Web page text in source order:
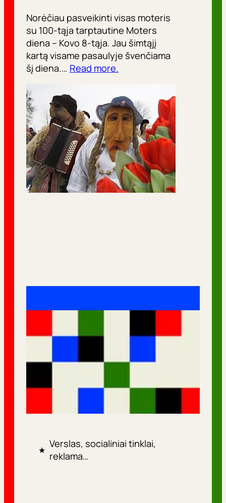
Norėčiau pasveikinti visas moteris
su 100-tąja tarptautine Moters
diena – Kovo 8-tąja. Jau šimtąjį
kartą visame pasaulyje švenčiama
šį diena.… Read more.
★
Verslas, socialiniai tinklai,
reklama…